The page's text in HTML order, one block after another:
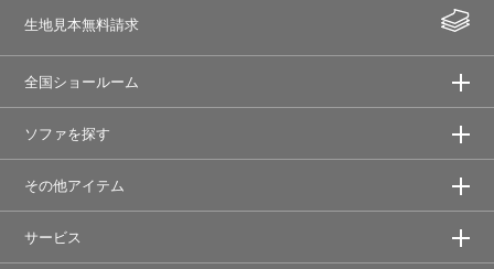
生地見本無料請求
全国ショールーム
ソファを探す
その他アイテム
サービス